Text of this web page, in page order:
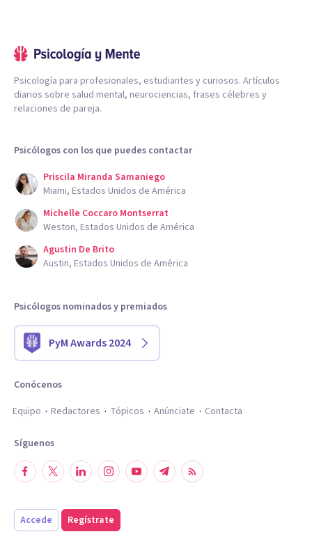
Psicología para profesionales, estudiantes y curiosos. Artículos
diarios sobre salud mental, neurociencias, frases célebres y
relaciones de pareja.
Psicólogos con los que puedes contactar
Priscila Miranda Samaniego
Miami, Estados Unidos de América
Michelle Coccaro Montserrat
Weston, Estados Unidos de América
Agustin De Brito
Austin, Estados Unidos de América
Psicólogos nominados y premiados
PyM Awards 2024
Conócenos
Equipo
Redactores Tópicos Anúnciate Contacta
Síguenos
Accede Regístrate